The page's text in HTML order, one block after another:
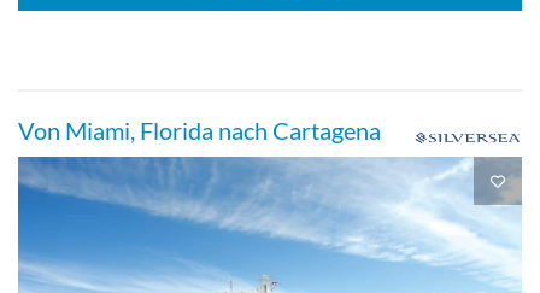
Von Miami, Florida nach Cartagena